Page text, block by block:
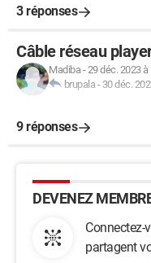
3 réponses
Câble réseau
Madiba -29 déc. 2023 à
brupala - 30 déc.
9 réponses
DEVENEZ
Connectez-
partagent